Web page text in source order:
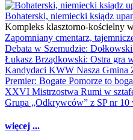
Bohaterski, niemiecki ksiądz
Kompleks klasztorno-kościelny
Zapomniany cmentarz,
Debata w Szemudzie:
Łukasz Brządkowski: Ostra gra
Kandydaci KWW Nasza Gmina
Premier: Bogate Pomorze to
XXVI Mistrzostwa Rumi w
Grupa „Odkrywców” z SP nr
więcej ...